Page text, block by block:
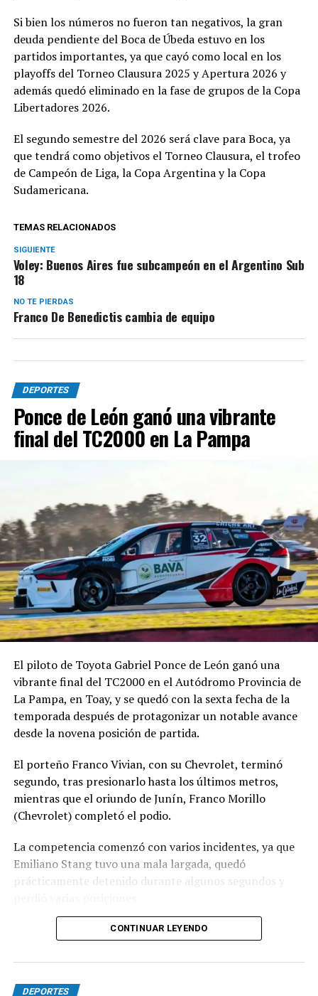
Si bien los números no fueron tan negativos, la gran
deuda pendiente del Boca de Úbeda estuvo en los
partidos importantes, ya que cayó como local en los
playoffs del Torneo Clausura 2025 y Apertura 2026 y
además quedó eliminado en la fase de grupos de la Copa
Libertadores 2026.
El segundo semestre del 2026 será clave para Boca, ya
que tendrá como objetivos el Torneo Clausura, el trofeo
de Campeón de Liga, la Copa Argentina y la Copa
Sudamericana.
TEMAS RELACIONADOS
SIGUIENTE
Voley: Buenos Aires fue subcampeón en el Argentino Sub
18
NO TE PIERDAS
Franco De Benedictis cambia de equipo
DEPORTES
Ponce de León ganó una vibrante
final del TC2000 en La Pampa
El piloto de Toyota Gabriel Ponce de León ganó una
vibrante final del TC2000 en el Autódromo Provincia de
La Pampa, en Toay, y se quedó con la sexta fecha de la
temporada después de protagonizar un notable avance
desde la novena posición de partida.
El porteño Franco Vivian, con su Chevrolet, terminó
segundo, tras presionarlo hasta los últimos metros,
mientras que el oriundo de Junín, Franco Morillo
(Chevrolet) completó el podio.
La competencia comenzó con varios incidentes, ya que
Emiliano Stang tuvo una mala largada, quedó
prácticamente detenido durante algunos segundos y
En los primeros metros también se produjo un
ensució el transcurso de la carrera.
CONTINUAR LEYENDO
DEPORTES